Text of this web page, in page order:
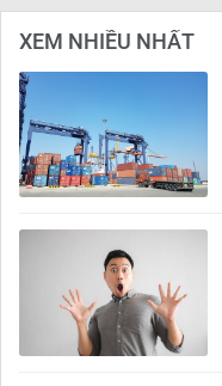
XEM NHIỀU NHẤT